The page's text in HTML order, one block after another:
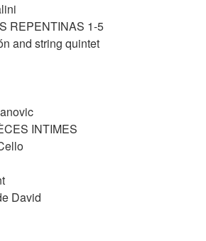
REPENTINAS 1-5
and string quintet
Bogdanovic
INTIMES
David